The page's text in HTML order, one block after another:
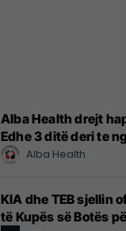
Alba Health drejt
Edhe 3 ditë deri te
Alba Health
KIA dhe TEB sjellin
të Kupës së Botës